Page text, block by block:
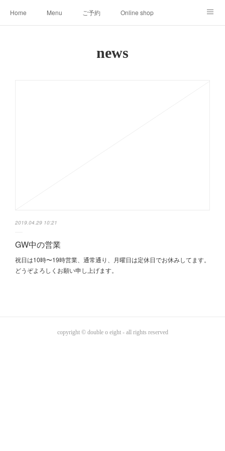
Home Menu ご予約 Online shop
news
2019.04.29 10:21
GW中の営業
祝日は10時〜19時営業、通常通り、月曜日は定休日でお休みしてます。
どうぞよろしくお願い申し上げます。
copyright © double o eight - all rights reserved